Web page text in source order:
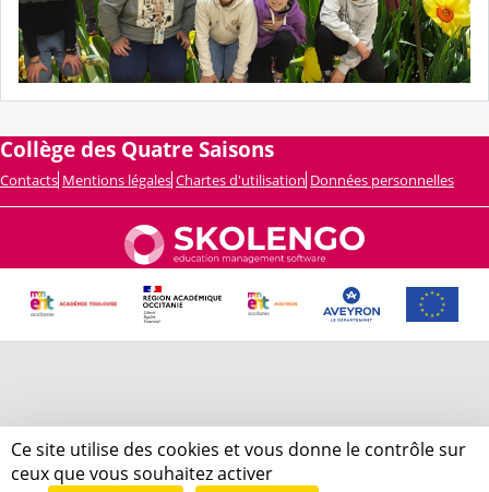
Collège des Quatre Saisons
Contacts Mentions légales Chartes d'utilisation Données personnelles
Ce site utilise des cookies et vous donne le contrôle sur
ceux que vous souhaitez activer